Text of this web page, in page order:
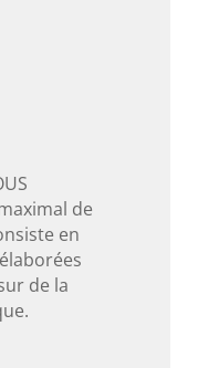
de
en
de la